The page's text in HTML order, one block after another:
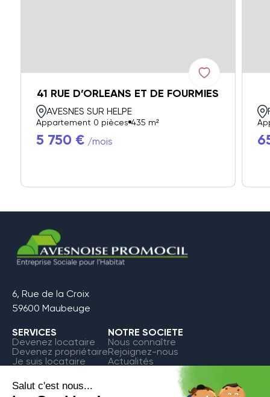
41 RUE D’ORLEANS ET DE FOURMIES
AVESNES SUR HELPE
Appartement 0 pièces 435 m²
5 750 € /mois
6, Rue de la Croix
59600 Maubeuge
SERVICES
Devenez locataire
Devenez propriétaire
Je suis locataire
NOTRE SOCIETE
Nous connaître
Rejoignez-nous
Actualités